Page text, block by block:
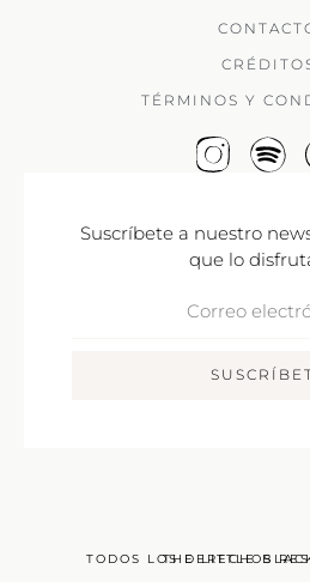
TÉRMINOS Y
Suscríbete a nuestro
que lo
TODOS LOS DERECHOS
THE LITTLE